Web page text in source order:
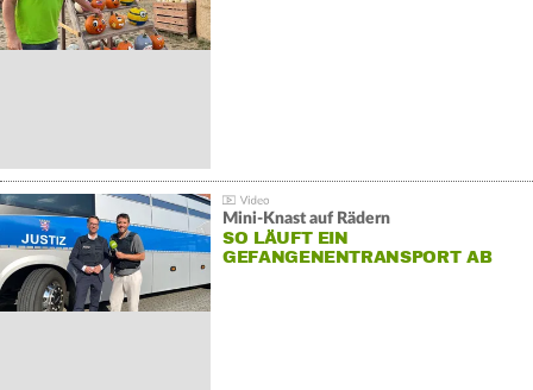
Mini-Knast auf Rädern
SO LÄUFT EIN
GEFANGENENTRANSPORT AB